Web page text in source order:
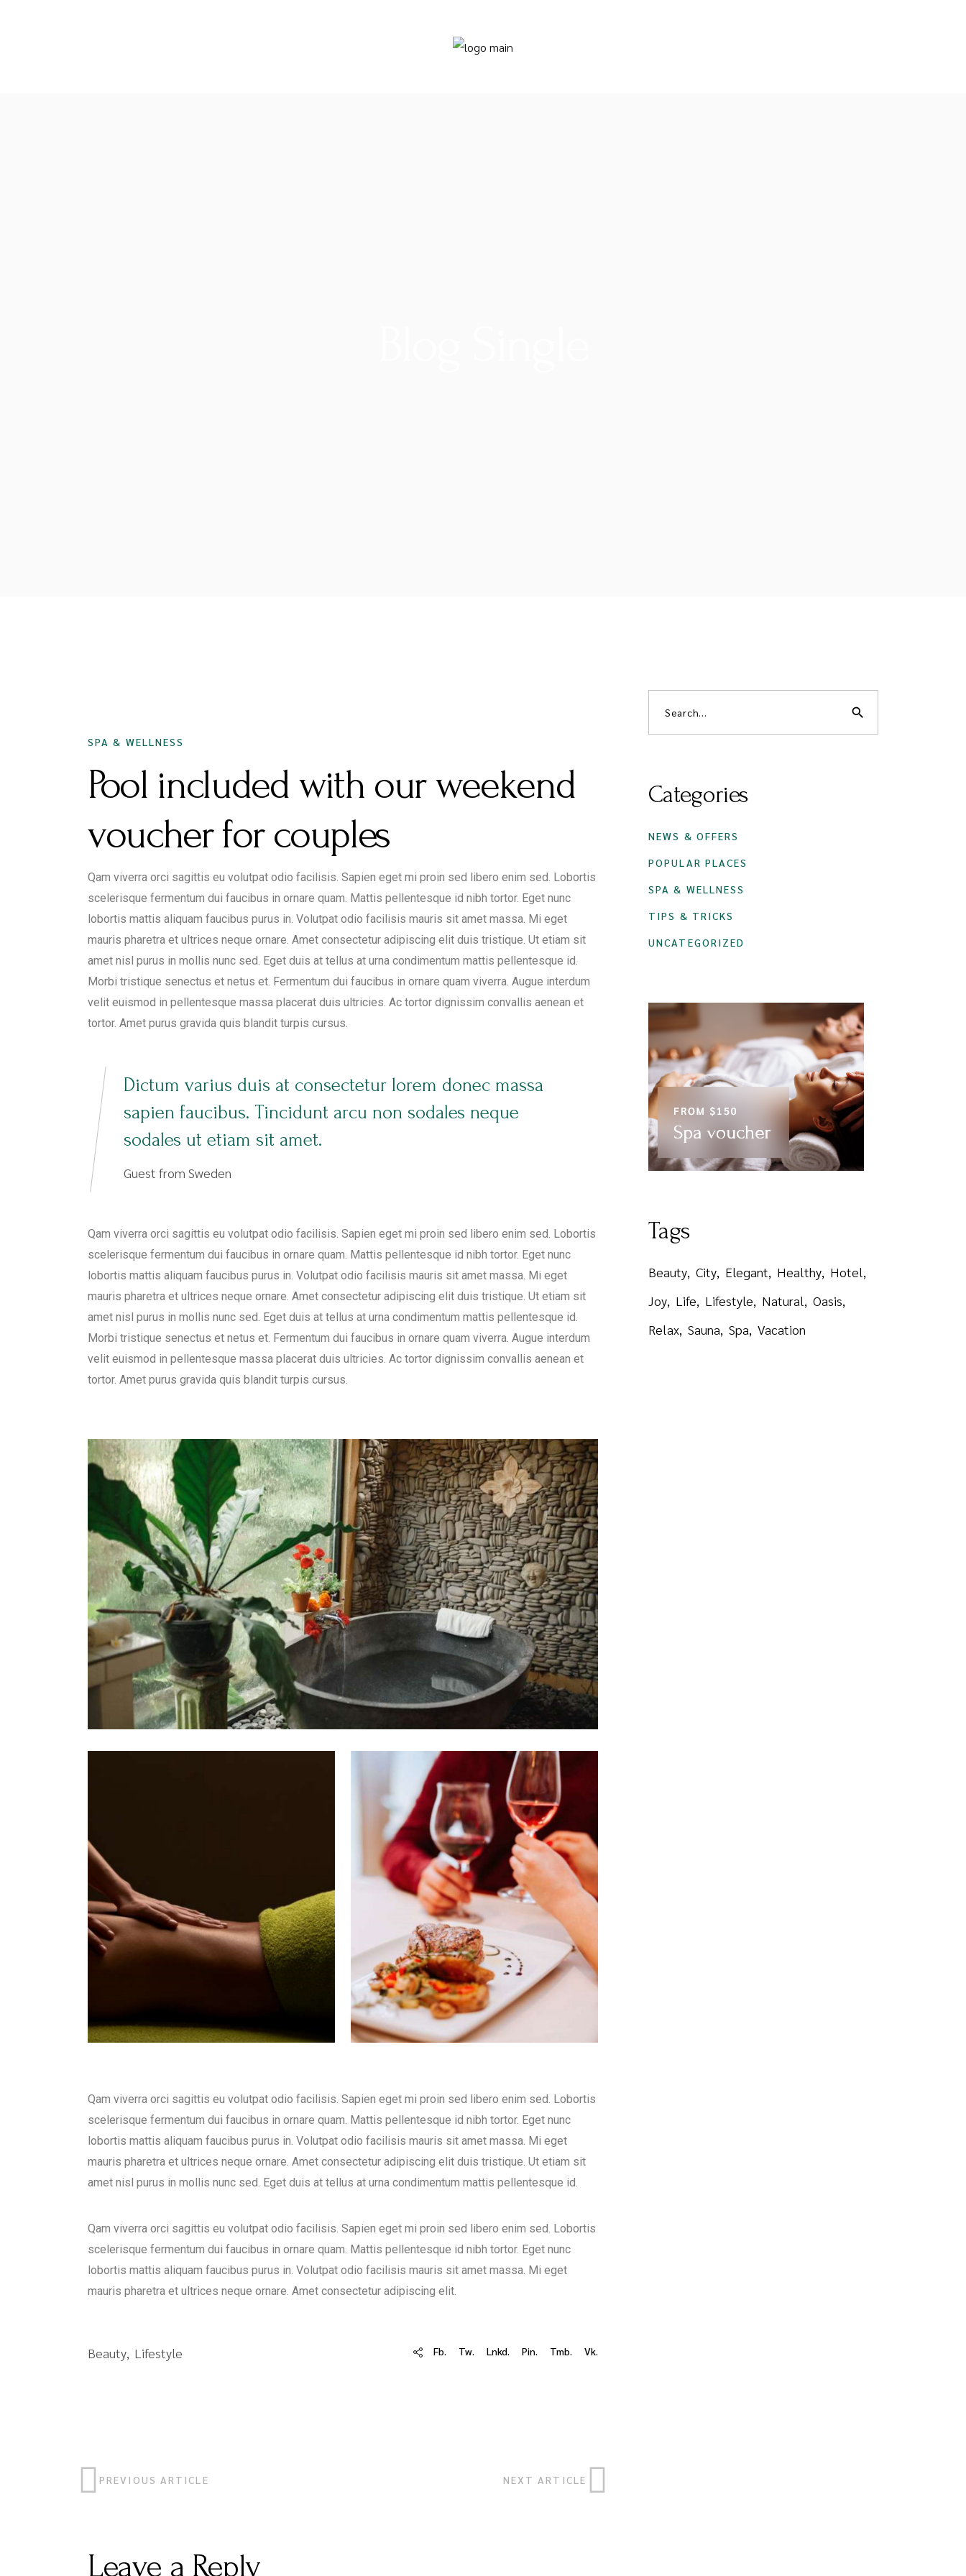
SPA & WELLNESS
Pool included with our weekend
voucher for couples
Qam viverra orci sagittis eu volutpat odio facilisis. Sapien eget mi proin sed libero enim sed. Lobortis
scelerisque fermentum dui faucibus in ornare quam. Mattis pellentesque id nibh tortor. Eget nunc
lobortis mattis aliquam faucibus purus in. Volutpat odio facilisis mauris sit amet massa. Mi eget
mauris pharetra et ultrices neque ornare. Amet consectetur adipiscing elit duis tristique. Ut etiam sit
amet nisl purus in mollis nunc sed. Eget duis at tellus at urna condimentum mattis pellentesque id.
Morbi tristique senectus et netus et. Fermentum dui faucibus in ornare quam viverra. Augue interdum
velit euismod in pellentesque massa placerat duis ultricies. Ac tortor dignissim convallis aenean et
tortor. Amet purus gravida quis blandit turpis cursus.
Dictum varius duis at consectetur lorem donec massa
sapien faucibus. Tincidunt arcu non sodales neque
sodales ut etiam sit amet.
Guest from Sweden
Qam viverra orci sagittis eu volutpat odio facilisis. Sapien eget mi proin sed libero enim sed. Lobortis
scelerisque fermentum dui faucibus in ornare quam. Mattis pellentesque id nibh tortor. Eget nunc
lobortis mattis aliquam faucibus purus in. Volutpat odio facilisis mauris sit amet massa. Mi eget
mauris pharetra et ultrices neque ornare. Amet consectetur adipiscing elit duis tristique. Ut etiam sit
amet nisl purus in mollis nunc sed. Eget duis at tellus at urna condimentum mattis pellentesque id.
Morbi tristique senectus et netus et. Fermentum dui faucibus in ornare quam viverra. Augue interdum
velit euismod in pellentesque massa placerat duis ultricies. Ac tortor dignissim convallis aenean et
tortor. Amet purus gravida quis blandit turpis cursus.
Qam viverra orci sagittis eu volutpat odio facilisis. Sapien eget mi proin sed libero enim sed. Lobortis
scelerisque fermentum dui faucibus in ornare quam. Mattis pellentesque id nibh tortor. Eget nunc
lobortis mattis aliquam faucibus purus in. Volutpat odio facilisis mauris sit amet massa. Mi eget
mauris pharetra et ultrices neque ornare. Amet consectetur adipiscing elit duis tristique. Ut etiam sit
amet nisl purus in mollis nunc sed. Eget duis at tellus at urna condimentum mattis pellentesque id.
Qam viverra orci sagittis eu volutpat odio facilisis. Sapien eget mi proin sed libero enim sed. Lobortis
scelerisque fermentum dui faucibus in ornare quam. Mattis pellentesque id nibh tortor. Eget nunc
lobortis mattis aliquam faucibus purus in. Volutpat odio facilisis mauris sit amet massa. Mi eget
mauris pharetra et ultrices neque ornare. Amet consectetur adipiscing elit.
Beauty Lifestyle Fb. Tw. Lnkd. Pin. Tmb. Vk.
PREVIOUS ARTICLE NEXT ARTICLE
Leave a Reply
search
Categories
NEWS & OFFERS
POPULAR PLACES
SPA & WELLNESS
TIPS & TRICKS
UNCATEGORIZED
Tags
Beauty City Elegant Healthy Hotel
Joy Life Lifestyle Natural
Oasis
Relax Sauna Spa Vacation